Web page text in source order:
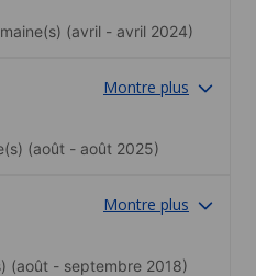
(avril - avril 2024)
Montre plus
(août - août 2025)
Montre plus
(août - septembre 2018)